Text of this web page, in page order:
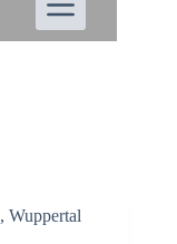
, Wuppertal